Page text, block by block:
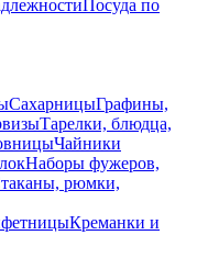
Посуда по
СахарницыГрафины,
Тарелки, блюдца,
Чайники
Наборы фужеров,
рюмки,
Креманки и